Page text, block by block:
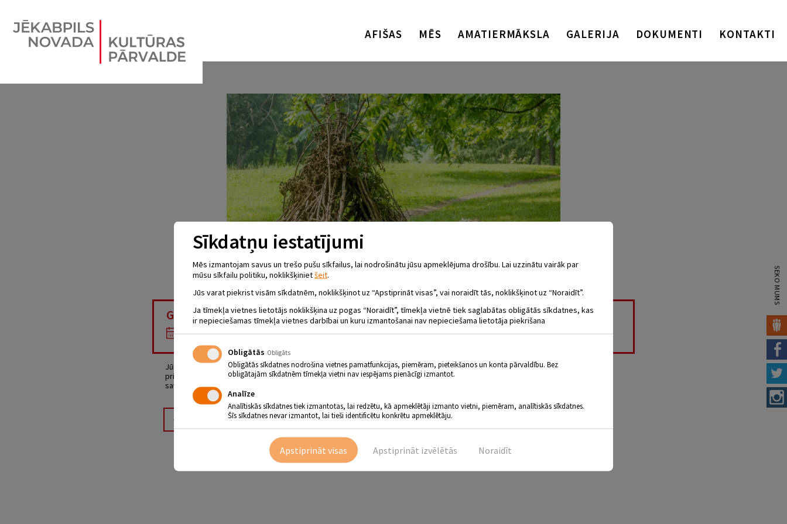
AFIŠAS MĒS AMATIERMĀKSLA GALERIJA DOKUMENTI KONTAKTI
GRĀMATU SKATE „UZ VASARAS SLIEKŠŅA”
01.06 - 29.06
Jūnijā daba pārkāpj vasaras slieksni. Medainā saules krāsa lāsmo ziedošajās liepās, kas pilnas ar bitēm un sveķaini tvanošajos
priežu silos. Smaržu viļņi mūs apņem, ietin un nomierina. Tuvojas vasaras saulgrieži… Izstādē vērosim kā šo brīnišķīgo gadalaiku
savos darbos attēlojuši mākslinieki – gleznotāji, fotogrāfi, dzejnieki.
SEKO MUMS
Sīkdatņu iestatījumi
Mēs izmantojam savus un trešo pušu sīkfailus, lai nodrošinātu jūsu apmeklējuma drošību. Lai uzzinātu vairāk par
mūsu sīkfailu politiku, noklikšķinietšeit.
Jūs varat piekrist visām sīkdatnēm, noklikšķinot uz “Apstiprināt visas”, vai noraidīt tās, noklikšķinot uz “Noraidīt”.
Ja tīmekļa vietnes lietotājs noklikšķina uz pogas “Noraidīt”, tīmekļa vietnē tiek saglabātas obligātās sīkdatnes, kas
ir nepieciešamas tīmekļa vietnes darbībai un kuru izmantošanai nav nepieciešama lietotāja piekrišana
Obligātās Obligāts
Obligātās sīkdatnes nodrošina vietnes pamatfunkcijas, piemēram, pieteikšanos un konta pārvaldību. Bez
obligātajām sīkdatnēm tīmekļa vietni nav iespējams pienācīgi izmantot.
Analīze
Analītiskās sīkdatnes tiek izmantotas, lai redzētu, kā apmeklētāji izmanto vietni, piemēram, analītiskās sīkdatnes.
Šīs sīkdatnes nevar izmantot, lai tieši identificētu konkrētu apmeklētāju.
Noraidīt
Apstiprināt izvēlētās
Apstiprināt visas